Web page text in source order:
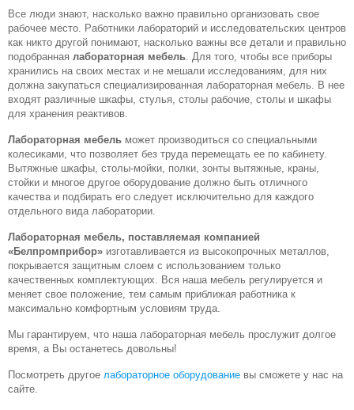
Все люди знают, насколько важно правильно организовать свое
рабочее место. Работники лабораторий и исследовательских центров
как никто другой понимают, насколько важны все детали и правильно
подобранная лабораторная мебель. Для того, чтобы все приборы
хранились на своих местах и не мешали исследованиям, для них
должна закупаться специализированная лабораторная мебель. В нее
входят различные шкафы, стулья, столы рабочие, столы и шкафы
для хранения реактивов.
Лабораторная мебель может производиться со специальными
колесиками, что позволяет без труда перемещать ее по кабинету.
Вытяжные шкафы, столы-мойки, полки, зонты вытяжные, краны,
стойки и многое другое оборудование должно быть отличного
качества и подбирать его следует исключительно для каждого
отдельного вида лаборатории.
Лабораторная мебель, поставляемая компанией
«Белпромприбор» изготавливается из высокопрочных металлов,
покрывается защитным слоем с использованием только
качественных комплектующих. Вся наша мебель регулируется и
меняет свое положение, тем самым приближая работника к
максимально комфортным условиям труда.
Мы гарантируем, что наша лабораторная мебель прослужит долгое
время, а Вы останетесь довольны!
Посмотреть другое лабораторное оборудование вы сможете у нас на
сайте.